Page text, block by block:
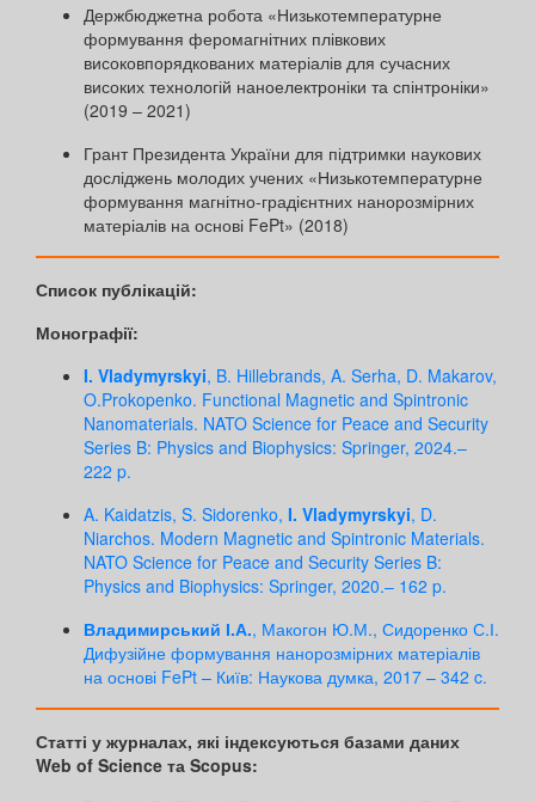
Держбюджетна робота «Низькотемпературне
формування феромагнітних плівкових
високовпорядкованих матеріалів для сучасних
високих технологій наноелектроніки та спінтроніки»
(2019 – 2021)
Грант Президента України для підтримки наукових
досліджень молодих учених «Низькотемпературне
формування магнітно-градієнтних нанорозмірних
матеріалів на основі FePt» (2018)
Список публікацій:
Монографії:
I. Vladymyrskyi, B. Hillebrands, A. Serha, D. Makarov,
O.Prokopenko. Functional Magnetic and Spintronic
Nanomaterials. NATO Science for Peace and Security
Series B: Physics and Biophysics: Springer, 2024.–
222 p.
A. Kaidatzis, S. Sidorenko, I. Vladymyrskyi, D.
Niarchos. Modern Magnetic and Spintronic Materials.
NATO Science for Peace and Security Series B:
Physics and Biophysics: Springer, 2020.– 162 p.
Владимирський І.А., Макогон Ю.М., Сидоренко С.І.
Дифузійне формування нанорозмірних матеріалів
на основі FePt – Київ: Наукова думка, 2017 – 342 c.
Статті у журналах, які індексуються базами даних
Web of Science та Scopus: